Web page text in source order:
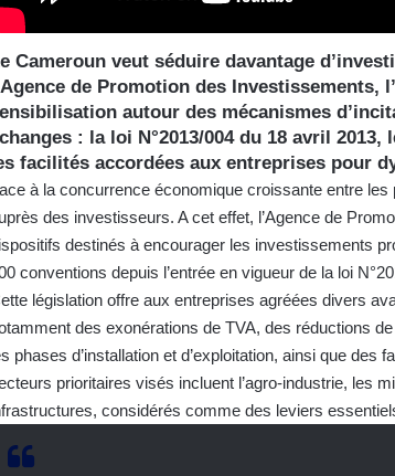
Cameroun veut séduire davantage
de Promotion des Investissements,
autour des mécanismes
: la loi N°2013/004 du 18 avril
facilités accordées aux entreprises pour
à la concurrence économique croissante entre
des investisseurs. A cet effet, l’Agence de
destinés à encourager les investissements
conventions depuis l’entrée en vigueur de la loi
législation offre aux entreprises agréées divers
des exonérations de TVA, des réductions
phases d’installation et d’exploitation, ainsi que des
prioritaires visés incluent l’agro-industrie, les
considérés comme des leviers